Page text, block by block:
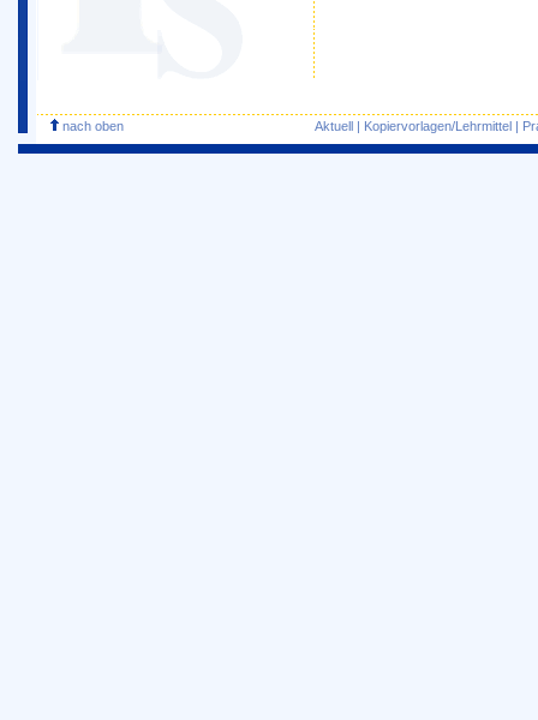
nach oben Aktuell | Kopiervorlagen/Lehrmittel |